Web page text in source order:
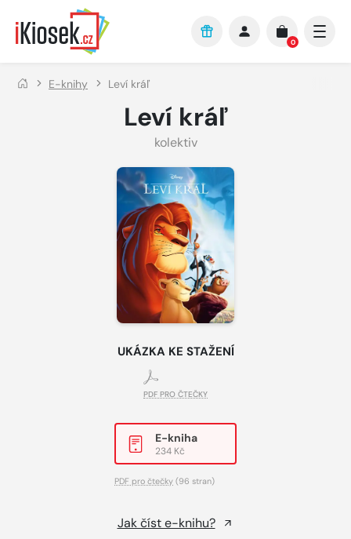
Přejít na hlavní obsah
0
E-knihy Leví kráľ
Leví kráľ
kolektiv
UKÁZKA KE STAŽENÍ
PDF PRO ČTEČKY
E-kniha
234 Kč
PDF pro čtečky (96 stran)
Jak číst e-knihu?